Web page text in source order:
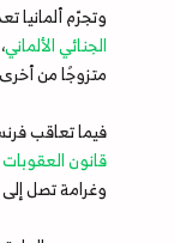
وتجرّم ألمانيا
الجنائي الألماني
متزوجًا من
فيما تعاقب فرنسا
قانون
وغرامة تصل إلى 45,000 يورو.